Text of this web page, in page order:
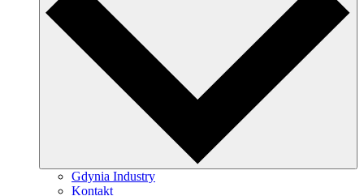
Gdynia Industry
Kontakt